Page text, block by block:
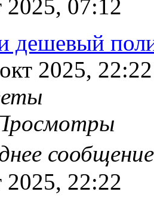
2025, 07:12
дешевый
2025, 22:22
2025, 22:22